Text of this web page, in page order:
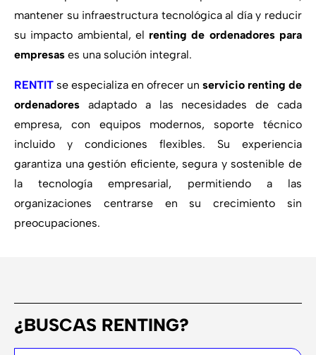
mantener su infraestructura tecnológica al día y reducir
su impacto ambiental, el renting de ordenadores para
empresas es una solución integral.
RENTIT se especializa en ofrecer un servicio renting de
ordenadores adaptado a las necesidades de cada
empresa, con equipos modernos, soporte técnico
incluido y condiciones flexibles. Su experiencia
garantiza una gestión eficiente, segura y sostenible de
la tecnología empresarial, permitiendo a las
organizaciones centrarse en su crecimiento sin
preocupaciones.
¿BUSCAS RENTING?